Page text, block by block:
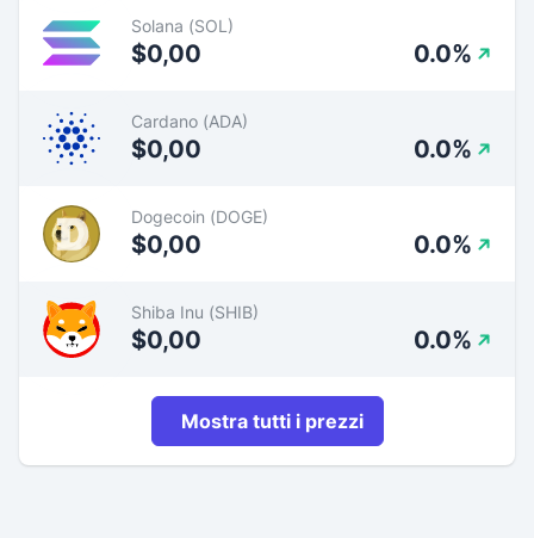
Solana (SOL)
$0,00 0.0%
Cardano (ADA)
$0,00 0.0%
Dogecoin (DOGE)
$0,00 0.0%
Shiba Inu (SHIB)
$0,00 0.0%
Mostra tutti i prezzi